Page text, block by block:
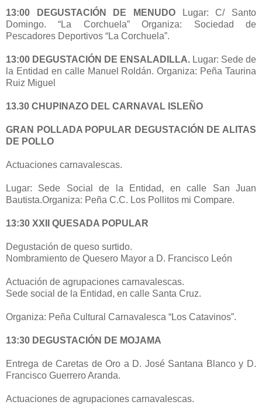
13:00 DEGUSTACIÓN DE MENUDO Lugar: C/ Santo
Domingo. “La Corchuela” Organiza: Sociedad de
Pescadores Deportivos “La Corchuela”.
13:00 DEGUSTACIÓN DE ENSALADILLA. Lugar: Sede de
la Entidad en calle Manuel Roldán. Organiza: Peña Taurina
Ruiz Miguel
13.30 CHUPINAZO DEL CARNAVAL ISLEÑO
GRAN POLLADA POPULAR DEGUSTACIÓN DE ALITAS
DE POLLO
Actuaciones carnavalescas.
Lugar: Sede Social de la Entidad, en calle San Juan
Bautista.Organiza: Peña C.C. Los Pollitos mi Compare.
13:30 XXII QUESADA POPULAR
Degustación de queso surtido.
Nombramiento de Quesero Mayor a D. Francisco León
Actuación de agrupaciones carnavalescas.
Sede social de la Entidad, en calle Santa Cruz.
Organiza: Peña Cultural Carnavalesca “Los Catavinos”.
13:30 DEGUSTACIÓN DE MOJAMA
Entrega de Caretas de Oro a D. José Santana Blanco y D.
Francisco Guerrero Aranda.
Actuaciones de agrupaciones carnavalescas.